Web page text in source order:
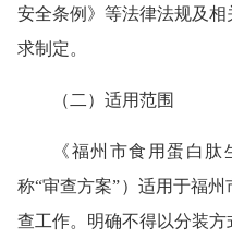
安全条例》等法律法规及
求制定。
（二）适用范围
《福州市食用蛋白
称“审查方案”）适用于福
查工作。明确不得以分装方